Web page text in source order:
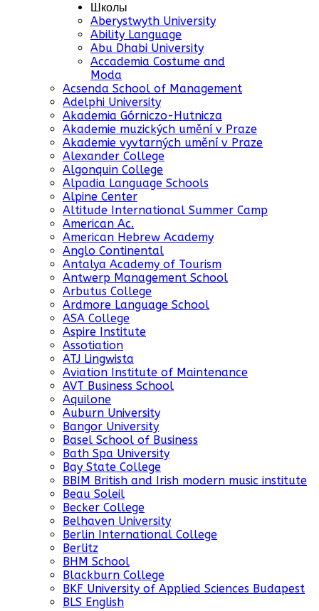
Школы
Aberystwyth University
Ability Language
Abu Dhabi University
Accademia Costume and
Moda
Acsenda School of Management
Adelphi University
Akademia Górniczo-Hutnicza
Akademie muzických umění v Praze
Akademie vyvtarných umění v Praze
Alexander College
Algonquin College
Alpadia Language Schools
Alpine Center
Altitude International Summer Camp
American Ac.
American Hebrew Academy
Anglo Continental
Antalya Academy of Tourism
Antwerp Management School
Arbutus College
Ardmore Language School
ASA College
Aspire Institute
Assotiation
ATJ Lingwista
Aviation Institute of Maintenance
AVT Business School
Aquilone
Auburn University
Bangor University
Basel School of Business
Bath Spa University
Bay State College
BBIM British and Irish modern music institute
Beau Soleil
Becker College
Belhaven University
Berlin International College
Berlitz
BHM School
Blackburn College
BKF University of Applied Sciences Budapest
BLS English